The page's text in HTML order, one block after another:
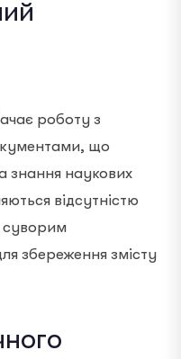
роботу з
що
знання наукових
відсутністю
суворим
збереження змісту